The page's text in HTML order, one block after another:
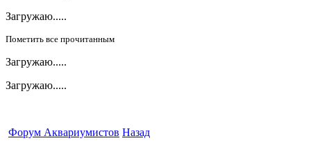
Загружаю.....
Пометить все прочитанным
Загружаю.....
Загружаю.....
Форум Аквариумистов Назад